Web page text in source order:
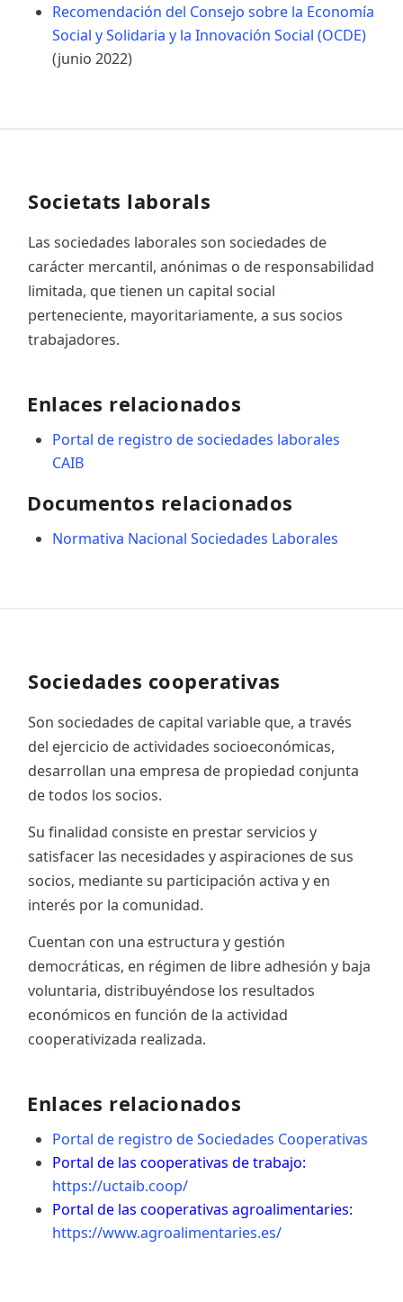
Recomendación del Consejo sobre la Economía
Social y Solidaria y la Innovación Social (OCDE)
(junio 2022)
Societats laborals
Las sociedades laborales son sociedades de
carácter mercantil, anónimas o de responsabilidad
limitada, que tienen un capital social
perteneciente, mayoritariamente, a sus socios
trabajadores.
Enlaces relacionados
Portal de registro de sociedades laborales
CAIB
Documentos relacionados
Normativa Nacional Sociedades Laborales
Sociedades cooperativas
Son sociedades de capital variable que, a través
del ejercicio de actividades socioeconómicas,
desarrollan una empresa de propiedad conjunta
de todos los socios.
Su finalidad consiste en prestar servicios y
satisfacer las necesidades y aspiraciones de sus
socios, mediante su participación activa y en
interés por la comunidad.
Cuentan con una estructura y gestión
democráticas, en régimen de libre adhesión y baja
voluntaria, distribuyéndose los resultados
económicos en función de la actividad
cooperativizada realizada.
Enlaces relacionados
Portal de registro de Sociedades Cooperativas
Portal de las cooperativas de trabajo:
https://uctaib.coop/
Portal de las cooperativas agroalimentaries:
https://www.agroalimentaries.es/